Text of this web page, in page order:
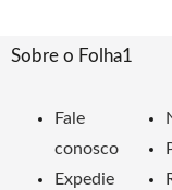
Sobre o Folha1
Fale
conosco
Expedie